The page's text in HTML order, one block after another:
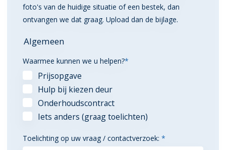
foto's van de huidige situatie of een bestek, dan
ontvangen we dat graag. Upload dan de bijlage.
Algemeen
Waarmee kunnen we u helpen?*
Prijsopgave
Hulp bij kiezen deur
Onderhoudscontract
Iets anders (graag toelichten)
Toelichting op uw vraag / contactverzoek:*